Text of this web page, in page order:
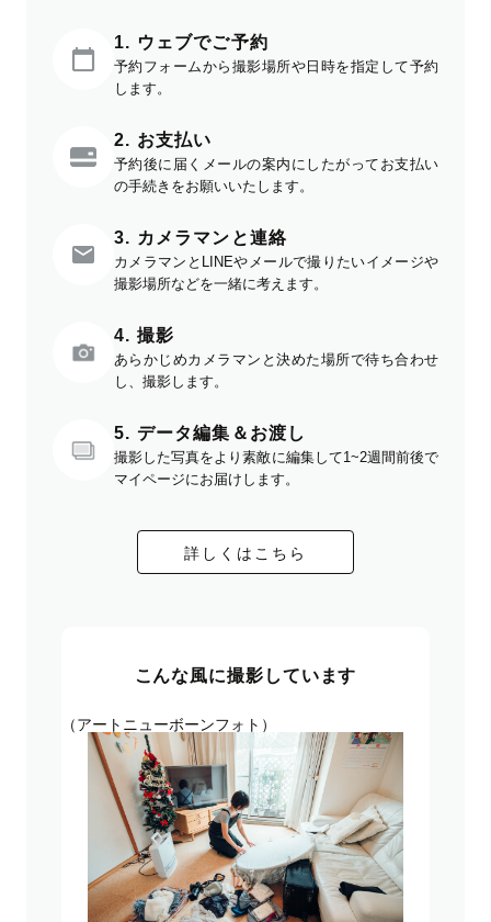
1. ウェブでご予約
予約フォームから撮影場所や日時を指定して予約
します。
2. お支払い
予約後に届くメールの案内にしたがってお支払い
の手続きをお願いいたします。
3. カメラマンと連絡
カメラマンとLINEやメールで撮りたいイメージや
撮影場所などを一緒に考えます。
4. 撮影
あらかじめカメラマンと決めた場所で待ち合わせ
し、撮影します。
5. データ編集＆お渡し
撮影した写真をより素敵に編集して1~2週間前後で
マイページにお届けします。
詳しくはこちら
こんな風に撮影しています
（アートニューボーンフォト）